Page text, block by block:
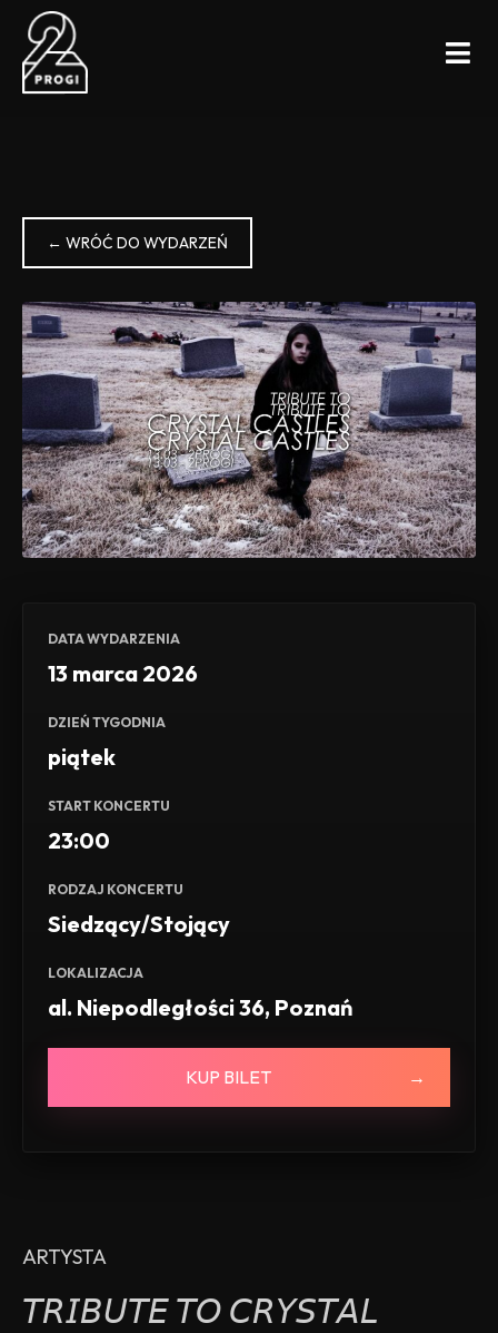
← WRÓĆ DO WYDARZEŃ
DATA WYDARZENIA
13 marca 2026
DZIEŃ TYGODNIA
piątek
START KONCERTU
23:00
RODZAJ KONCERTU
Siedzący/Stojący
LOKALIZACJA
al. Niepodległości 36, Poznań
KUP BILET
ARTYSTA
𝘛𝘙𝘐𝘉𝘜𝘛𝘌 𝘛𝘖 𝘊𝘙𝘠𝘚𝘛𝘈𝘓